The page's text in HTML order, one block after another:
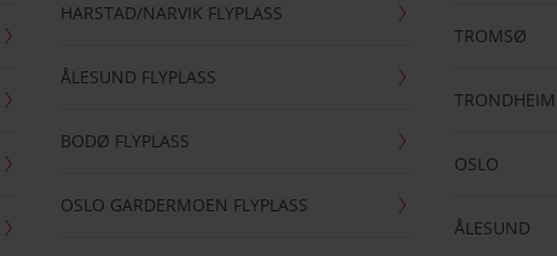
HARSTAD/NARVIK FLYPLASS
ÅLESUND FLYPLASS
BODØ FLYPLASS
OSLO GARDERMOEN FLYPLASS
TROMSØ
TRONDHEIM
OSLO
ÅLESUND